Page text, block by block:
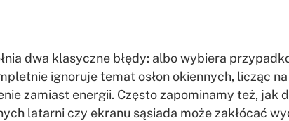
dwa klasyczne błędy: albo wybiera
ignoruje temat osłon okiennych, licząc
zamiast energii. Często zapominamy też, jak
latarni czy ekranu sąsiada może zakłócać